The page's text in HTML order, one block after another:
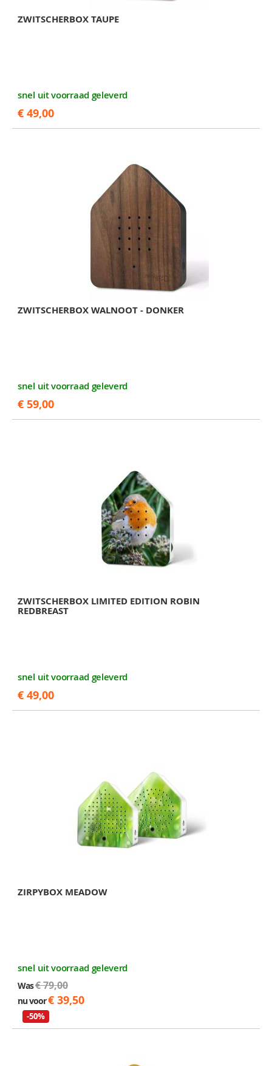
ZWITSCHERBOX TAUPE
snel uit voorraad geleverd
€ 49,00
ZWITSCHERBOX WALNOOT - DONKER
snel uit voorraad geleverd
€ 59,00
ZWITSCHERBOX LIMITED EDITION ROBIN
REDBREAST
snel uit voorraad geleverd
€ 49,00
ZIRPYBOX MEADOW
snel uit voorraad geleverd
Was€ 79,00
nu voor€ 39,50
-50%